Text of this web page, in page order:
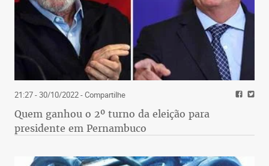
21:27 - 30/10/2022- Compartilhe
Quem ganhou o 2º turno da eleição para
presidente em Pernambuco